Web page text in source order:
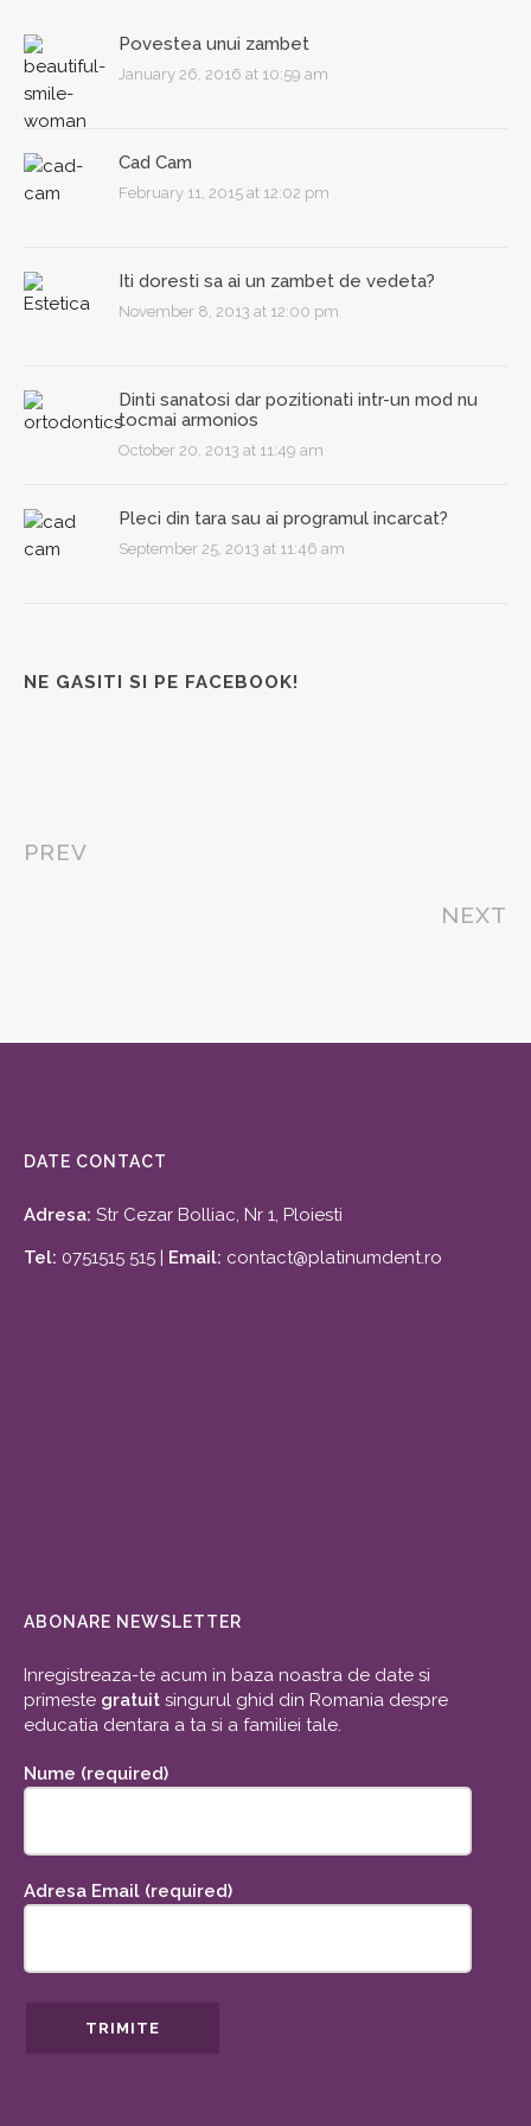
Povestea unui zambet
January 26, 2016 at 10:59 am
Cad Cam
February 11, 2015 at 12:02 pm
Iti doresti sa ai un zambet de vedeta?
November 8, 2013 at 12:00 pm
Dinti sanatosi dar pozitionati intr-un mod nu
tocmai armonios
October 20, 2013 at 11:49 am
Pleci din tara sau ai programul incarcat?
September 25, 2013 at 11:46 am
NE GASITI SI PE FACEBOOK!
PREV
NEXT
DATE CONTACT
Adresa: Str Cezar Bolliac, Nr 1, Ploiesti
Tel: 0751515 515 | Email: contact@platinumdent.ro
ABONARE NEWSLETTER
Inregistreaza-te acum in baza noastra de date si
primeste gratuit singurul ghid din Romania despre
educatia dentara a ta si a familiei tale.
Nume (required)
Adresa Email (required)